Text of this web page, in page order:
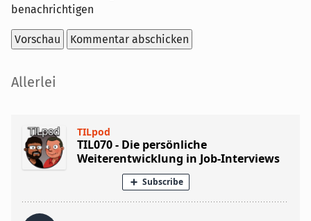
benachrichtigen
Seitenleiste
Allerlei